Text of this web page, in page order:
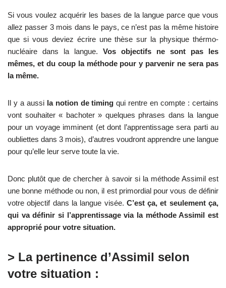
Si vous voulez acquérir les bases de la langue parce que vous
allez passer 3 mois dans le pays, ce n’est pas la même histoire
que si vous deviez écrire une thèse sur la physique thérmo-
nucléaire dans la langue. Vos objectifs ne sont pas les
mêmes, et du coup la méthode pour y parvenir ne sera pas
la même.
Il y a aussi la notion de timing qui rentre en compte : certains
vont souhaiter « bachoter » quelques phrases dans la langue
pour un voyage imminent (et dont l’apprentissage sera parti au
oubliettes dans 3 mois), d’autres voudront apprendre une langue
pour qu’elle leur serve toute la vie.
Donc plutôt que de chercher à savoir si la méthode Assimil est
une bonne méthode ou non, il est primordial pour vous de définir
votre objectif dans la langue visée. C’est ça, et seulement ça,
qui va définir si l’apprentissage via la méthode Assimil est
approprié pour votre situation.
> La pertinence d’Assimil selon
votre situation :